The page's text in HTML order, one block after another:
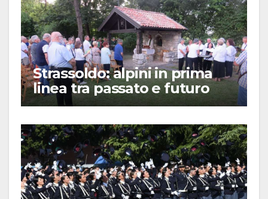
Strassoldo: alpini in prima
linea tra passato e futuro